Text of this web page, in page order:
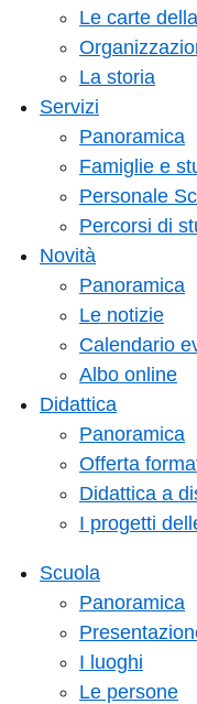
Le carte
La storia
Servizi
Panoramica
Famiglie e
Personale
Percorsi di
Novità
Panoramica
Le notizie
Calendario
Albo online
Didattica
Panoramica
Offerta
Didattica a
I progetti
Scuola
Panoramica
I luoghi
Le persone